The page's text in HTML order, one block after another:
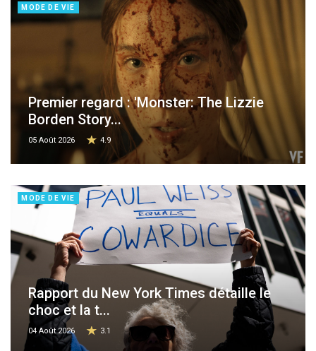
MODE DE VIE
Premier regard : 'Monster: The Lizzie
Borden Story...
05 Août 2026 4.9
MODE DE VIE
Rapport du New York Times détaille le
choc et la t...
04 Août 2026 3.1